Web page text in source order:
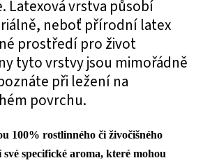
Latexová vrstva působí
neboť přírodní latex
prostředí pro život
tyto vrstvy jsou mimořádně
při ležení na
povrchu.
100% rostlinného či živočišného
specifické aroma, které mohou